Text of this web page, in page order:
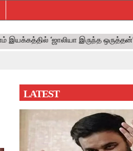
LATEST